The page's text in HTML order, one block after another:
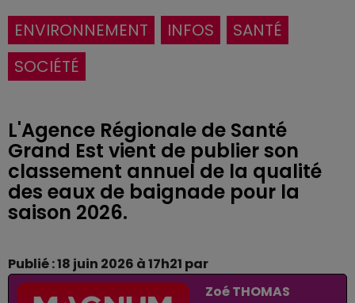
ENVIRONNEMENT INFOS
SANTÉ
SOCIÉTÉ
L'Agence Régionale de Santé
Grand Est vient de publier son
classement annuel de la qualité
des eaux de baignade pour la
saison 2026.
Publié : 18 juin 2026 à 17h21 par
Zoé THOMAS